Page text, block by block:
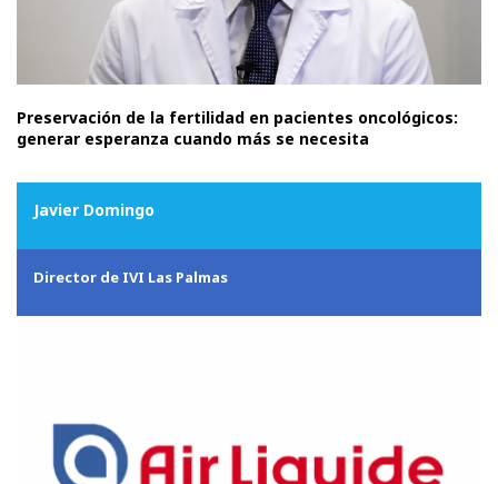
Preservación de la fertilidad en pacientes oncológicos:
generar esperanza cuando más se necesita
Javier Domingo
Director de IVI Las Palmas